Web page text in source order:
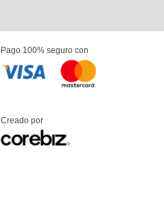
Pago 100% seguro con
Creado por